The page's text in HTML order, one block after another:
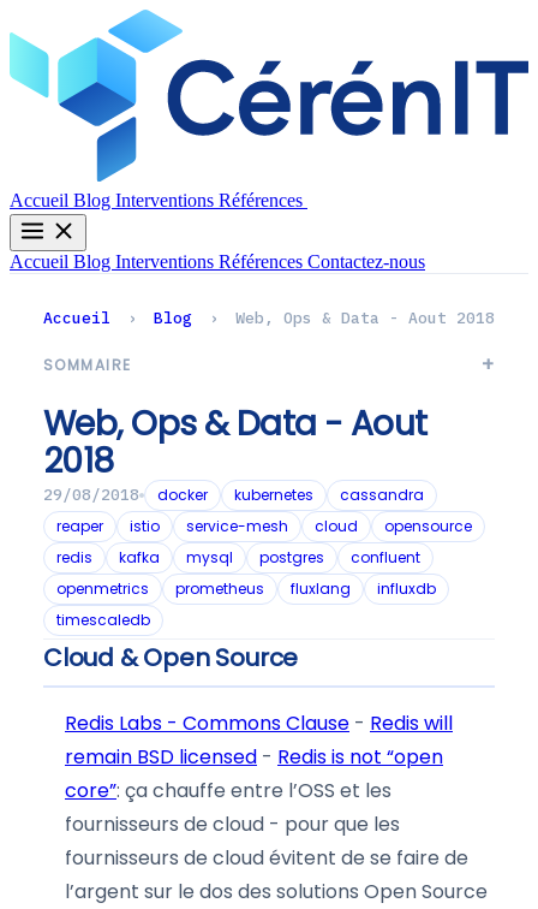
Accueil Blog Interventions Références
Accueil Blog Interventions Références Contactez-nous
Accueil › Blog › Web, Ops & Data - Aout 2018
SOMMAIRE
Web, Ops & Data - Aout
2018
29/08/2018 docker kubernetes
cassandra
reaper
istio service-mesh cloud
opensource
redis
kafka mysql postgres
confluent
openmetrics
prometheus fluxlang
influxdb
timescaledb
Cloud & Open Source
Redis Labs - Commons Clause - Redis will
remain BSD licensed - Redis is not “open
core”: ça chauffe entre l’OSS et les
fournisseurs de cloud - pour que les
fournisseurs de cloud évitent de se faire de
l’argent sur le dos des solutions Open Source